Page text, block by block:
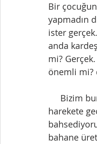
Bir
yapmadın
ister
anda
mi?
önemli mi?
harekete
bahane